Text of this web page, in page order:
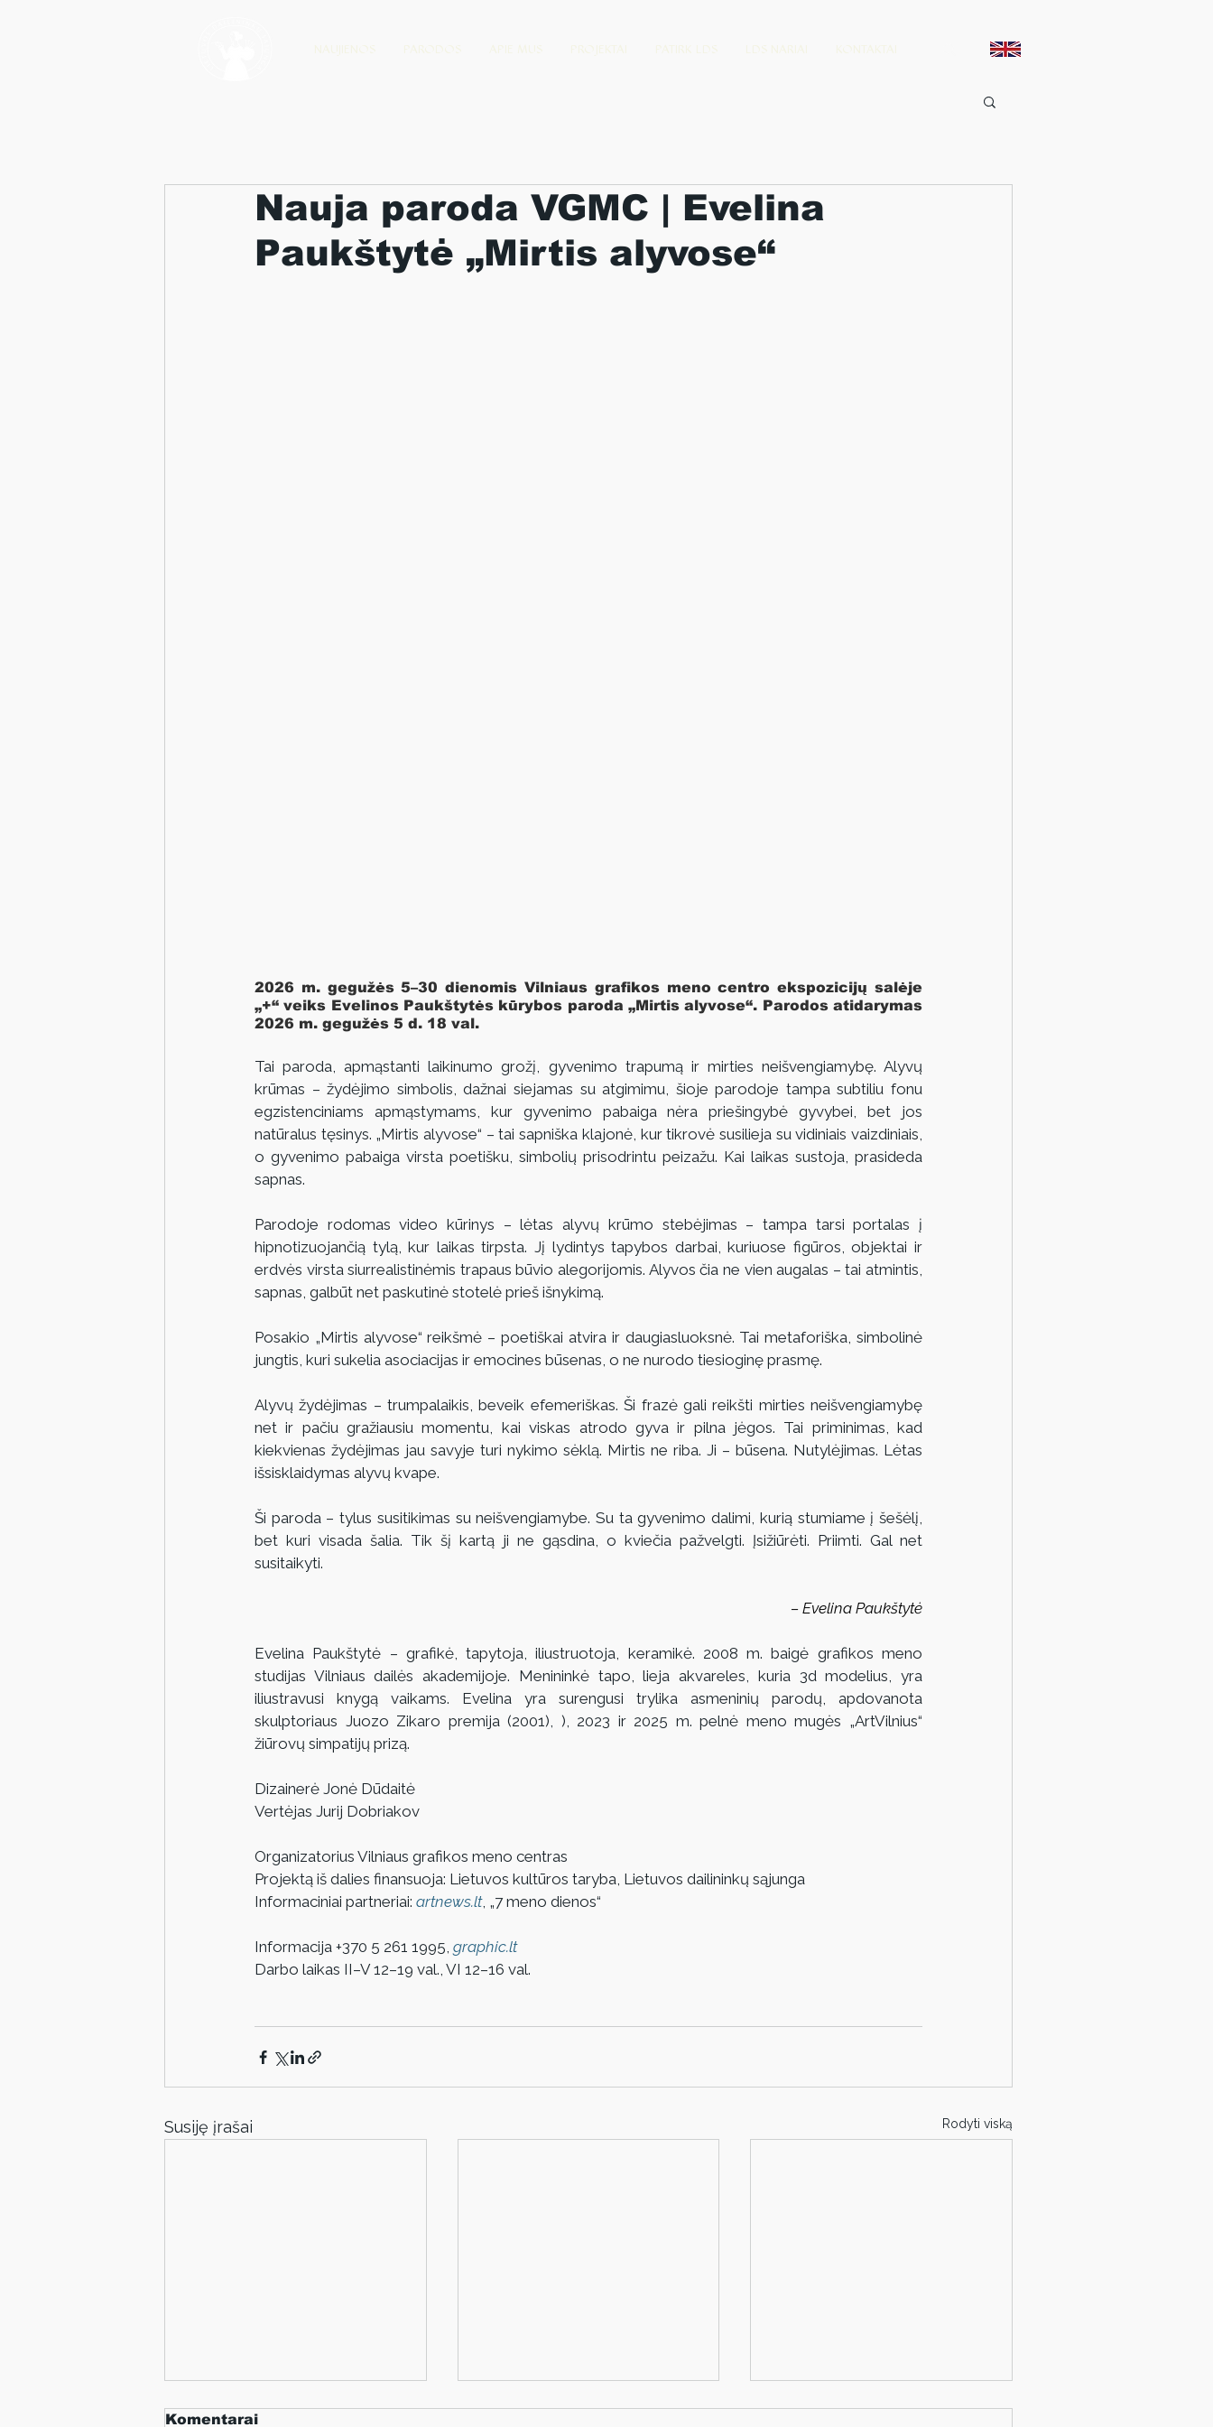
Nauja paroda VGMC | Evelina
Paukštytė „Mirtis alyvose“
2026 m. gegužės 5–30 dienomis Vilniaus grafikos meno centro ekspozicijų salėje
„+“ veiks Evelinos Paukštytės kūrybos paroda „Mirtis alyvose“. Parodos atidarymas
2026 m. gegužės 5 d. 18 val.
Tai paroda, apmąstanti laikinumo grožį, gyvenimo trapumą ir mirties neišvengiamybę. Alyvų
krūmas – žydėjimo simbolis, dažnai siejamas su atgimimu, šioje parodoje tampa subtiliu fonu
egzistenciniams apmąstymams, kur gyvenimo pabaiga nėra priešingybė gyvybei, bet jos
natūralus tęsinys. „Mirtis alyvose“ – tai sapniška klajonė, kur tikrovė susilieja su vidiniais vaizdiniais,
o gyvenimo pabaiga virsta poetišku, simbolių prisodrintu peizažu. Kai laikas sustoja, prasideda
sapnas.
Parodoje rodomas video kūrinys – lėtas alyvų krūmo stebėjimas – tampa tarsi portalas į
hipnotizuojančią tylą, kur laikas tirpsta. Jį lydintys tapybos darbai, kuriuose figūros, objektai ir
erdvės virsta siurrealistinėmis trapaus būvio alegorijomis. Alyvos čia ne vien augalas – tai atmintis,
sapnas, galbūt net paskutinė stotelė prieš išnykimą.
Posakio „Mirtis alyvose“ reikšmė – poetiškai atvira ir daugiasluoksnė. Tai metaforiška, simbolinė
jungtis, kuri sukelia asociacijas ir emocines būsenas, o ne nurodo tiesioginę prasmę.
Alyvų žydėjimas – trumpalaikis, beveik efemeriškas. Ši frazė gali reikšti mirties neišvengiamybę
net ir pačiu gražiausiu momentu, kai viskas atrodo gyva ir pilna jėgos. Tai priminimas, kad
kiekvienas žydėjimas jau savyje turi nykimo sėklą. Mirtis ne riba. Ji – būsena. Nutylėjimas. Lėtas
išsisklaidymas alyvų kvape.
Ši paroda – tylus susitikimas su neišvengiamybe. Su ta gyvenimo dalimi, kurią stumiame į šešėlį,
bet kuri visada šalia. Tik šį kartą ji ne gąsdina, o kviečia pažvelgti. Įsižiūrėti. Priimti. Gal net
susitaikyti.
– Evelina Paukštytė
Evelina Paukštytė – grafikė, tapytoja, iliustruotoja, keramikė. 2008 m. baigė grafikos meno
studijas Vilniaus dailės akademijoje. Menininkė tapo, lieja akvareles, kuria 3d modelius, yra
iliustravusi knygą vaikams. Evelina yra surengusi trylika asmeninių parodų, apdovanota
skulptoriaus Juozo Zikaro premija (2001), ), 2023 ir 2025 m. pelnė meno mugės „ArtVilnius“
žiūrovų simpatijų prizą.
Dizainerė Jonė Dūdaitė
Vertėjas Jurij Dobriakov
Organizatorius Vilniaus grafikos meno centras
Projektą iš dalies finansuoja: Lietuvos kultūros taryba, Lietuvos dailininkų sąjunga
Informaciniai partneriai: artnews.lt, „7 meno dienos“
Informacija +370 5 261 1995, graphic.lt
Darbo laikas II–V 12–19 val., VI 12–16 val.
Susiję įrašai Rodyti viską
Komentarai